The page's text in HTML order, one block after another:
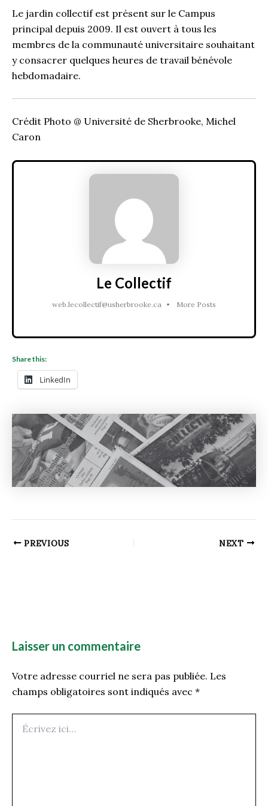
Le jardin collectif est présent sur le Campus
principal depuis 2009. Il est ouvert à tous les
membres de la communauté universitaire souhaitant
y consacrer quelques heures de travail bénévole
hebdomadaire.
Crédit Photo @ Université de Sherbrooke, Michel
Caron
Le Collectif
web.lecollectif@usherbrooke.ca • More Posts
Share this:
LinkedIn
PREVIOUS NEXT
Laisser un commentaire
Votre adresse courriel ne sera pas publiée. Les
champs obligatoires sont indiqués avec *
ici…